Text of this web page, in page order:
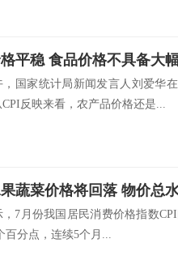
平稳 食品价格不具备大
，国家统计局新闻发言人刘爱华
反映来看，农产品价格还是...
蔬菜价格将回落 物价总
7月份我国居民消费价格指数
百分点，连续5个月...